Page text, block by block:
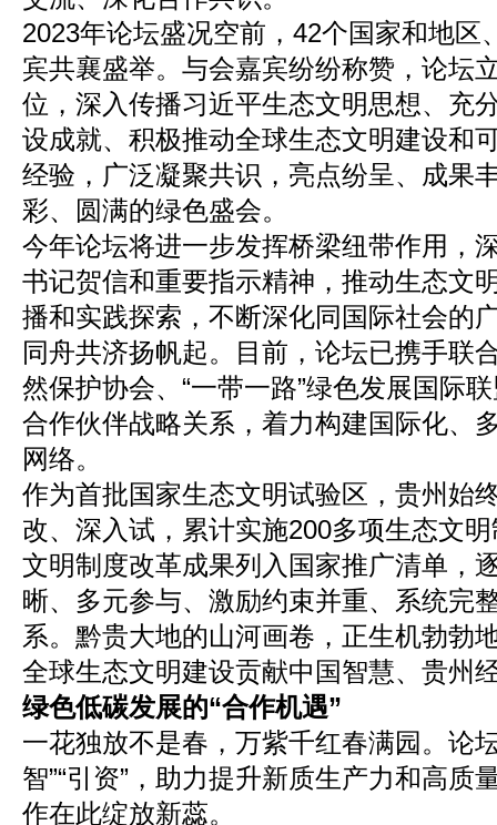
2023年论坛盛况空前，42个国家和地区
宾共襄盛举。与会嘉宾纷纷称赞，论坛
位，深入传播习近平生态文明思想、充
设成就、积极推动全球生态文明建设和
经验，广泛凝聚共识，亮点纷呈、成果
彩、圆满的绿色盛会。
今年论坛将进一步发挥桥梁纽带作用，
书记贺信和重要指示精神，推动生态文
播和实践探索，不断深化同国际社会的
同舟共济扬帆起。目前，论坛已携手联
然保护协会、“一带一路”绿色发展国际
合作伙伴战略关系，着力构建国际化、
网络。
作为首批国家生态文明试验区，贵州始
改、深入试，累计实施200多项生态文
文明制度改革成果列入国家推广清单，
晰、多元参与、激励约束并重、系统完
系。黔贵大地的山河画卷，正生机勃勃
全球生态文明建设贡献中国智慧、贵州
绿色低碳发展的“合作机遇”
一花独放不是春，万紫千红春满园。论
智”“引资”，助力提升新质生产力和高质
作在此绽放新蕊。